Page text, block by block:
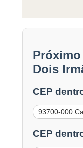
Próximo
Dois
CEP
93700-000
CEP